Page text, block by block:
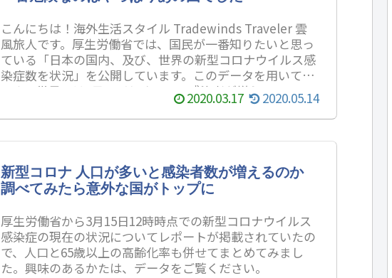
こんにちは！海外生活スタイル Tradewinds Traveler 雲
風旅人です。厚生労働省では、国民が一番知りたいと思っ
ている「日本の国内、及び、世界の新型コロナウイルス感
染症数を状況」を公開しています。このデータを用いて、
いま、世界では1日でどれくらいの感染者が増えているの
か調べてみました。中国や韓国の現状と、今一番危ないと
思われる国について考察をお伝えしたいと思います。興味
のあるかたは、下記のデータをご覧ください。新型コロナ
型コロナ感染...
2020.03.17 2020.05.14
新型コロナ 人口が多いと感染者数が増えるのか
調べてみたら意外な国がトップに
厚生労働省から3月15日12時時点での新型コロナウイルス
感染症の現在の状況についてレポートが掲載されていたの
で、人口と65歳以上の高齢化率も併せてまとめてみまし
た。興味のあるかたは、データをご覧ください。